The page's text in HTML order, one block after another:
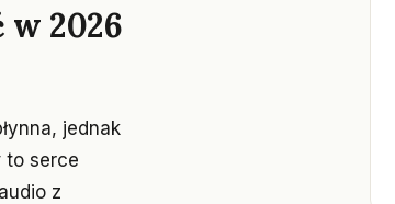
2026
jednak
to serce
z